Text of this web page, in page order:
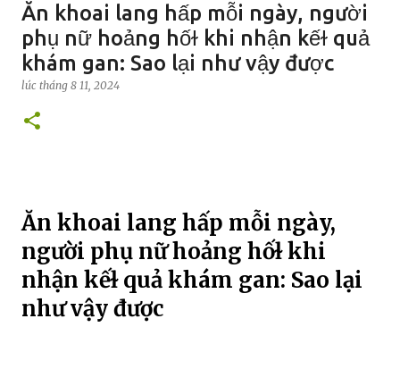
Ăn khoai lang hấp mỗi ngày, người
phụ nữ hoảng hốɫ khi nhận kếɫ quả
khám gan: Sao lại như vậy được
lúc tháng 8 11, 2024
Ăn khoai lang hấp mỗi ngày,
người phụ nữ hoảng hốɫ khi
nhận kếɫ quả khám gan: Sao lại
như vậy được